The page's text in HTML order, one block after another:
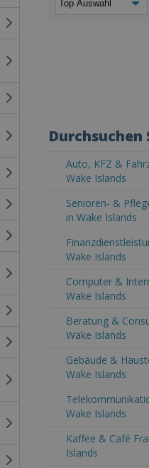
Durchsuchen
Auto, KFZ &
Wake Islands
Senioren- &
in Wake Islands
Wake Islands
Computer &
Wake Islands
Beratung &
Wake Islands
Gebäude &
Wake Islands
Wake Islands
Kaffee & Café
Islands